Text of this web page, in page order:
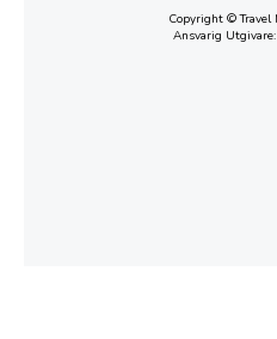
Copyright © Travel
Ansvarig